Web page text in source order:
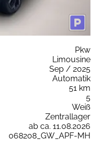
Pkw
Limousine
Sep / 2025
Automatik
51 km
5
Weiß
Zentrallager
ab ca. 11.08.2026
068208_GW_APF-MH